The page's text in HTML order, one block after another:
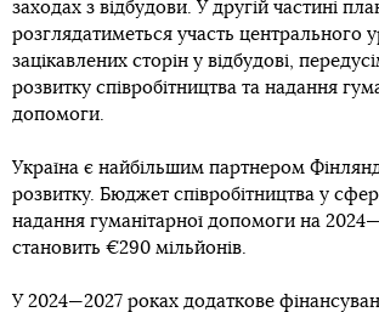
заходах з відбудови. У другій частині
розглядатиметься участь центрального
зацікавлених сторін у відбудові,
розвитку співробітництва та надання
допомоги.
Україна є найбільшим партнером
розвитку. Бюджет співробітництва у
надання гуманітарної допомоги на
становить €290 мільйонів.
У 2024—2027 роках додаткове